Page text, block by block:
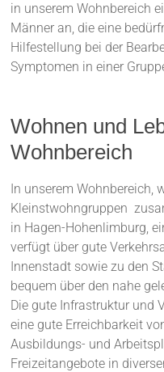
in unserem Wohnbereich
Männer an, die eine
Hilfestellung bei der
Symptomen in einer
Wohnen und
Wohnbereich
In unserem Wohnbereich,
Kleinstwohngruppen
in Hagen-Hohenlimburg,
verfügt über gute
Innenstadt sowie zu den
bequem über den nahe
Die gute Infrastruktur und
eine gute Erreichbarkeit
Ausbildungs- und
Freizeitangebote in